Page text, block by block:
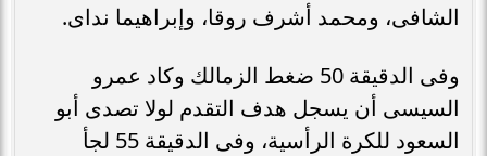
الشافى، ومحمد أشرف روقا، وإبراهيما نداى.
وفى الدقيقة 50 ضغط الزمالك وكاد عمرو
السيسى أن يسجل هدف التقدم لولا تصدى أبو
السعود للكرة الرأسية، وفى الدقيقة 55 لجأ